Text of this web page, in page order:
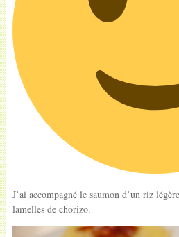
J’ai accompagné le saumon d’un riz
lamelles de chorizo.